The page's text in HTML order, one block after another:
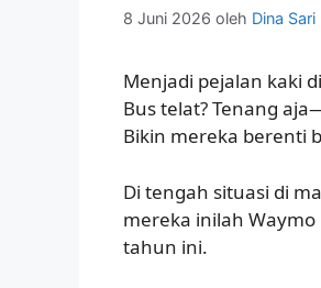
8 Juni 2026 oleh Dina Sari
Menjadi pejalan kaki
Bus telat? Tenang
Bikin mereka berenti
Di tengah situasi di
mereka inilah
tahun ini.